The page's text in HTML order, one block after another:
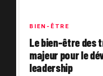
BIEN-ÊTRE
Le bien-être des
majeur pour le
leadership